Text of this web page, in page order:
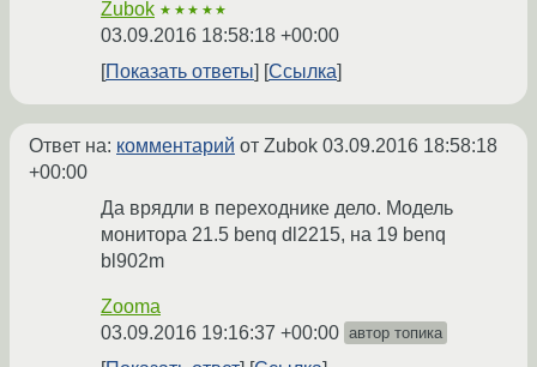
Zubok ★★★★★
03.09.2016 18:58:18 +00:00
Показать ответы
Ссылка
Ответ на: комментарий от Zubok 03.09.2016 18:58:18
+00:00
Да врядли в переходнике дело. Модель
монитора 21.5 benq dl2215, на 19 benq
bl902m
Zooma
03.09.2016 19:16:37 +00:00 автор топика